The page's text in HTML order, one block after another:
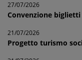
27/07/2026
Convenzione
21/07/2026
Progetto turismo